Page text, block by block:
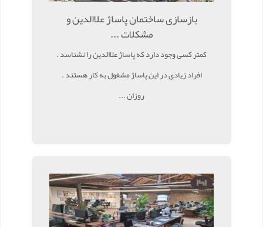
بازسازی ساختمان پاساژ علاالدین و
مشکلات ...
کمتر کسی وجود دارد که پاساژ علاالدین را نشناسد .
افراد زیادی در این پاساژ مشغول به کار هستند .
روزان ...